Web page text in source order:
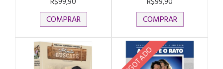
COMPRAR COMPRAR
ESGOTADO